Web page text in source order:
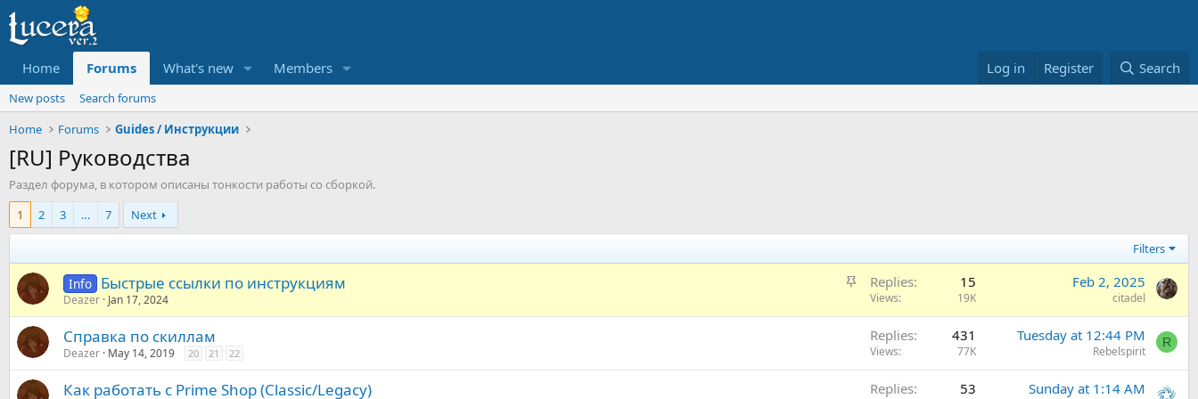
Home Forums What's new Members Log in Register Search
New posts
Search forums
Home
Forums Guides / Инструкции
[RU] Руководства
Раздел форума, в котором описаны тонкости работы со сборкой.
1
2 3 … 7 Next
Filters
S
i
y
Info Быстрые ссылки по инструкциям
Deazer Jan 17, 2024
Replies 15
Views 19K
Feb 2, 2025
citadel
Справка по скиллам
Deazer May 14, 2019 20 21 22
Replies 431
Views 77K
Tuesday at 12:44 PM
Rebelspirit
R
Как работать с Prime Shop (Classic/Legacy) Replies 53 Sunday at 1:14 AM